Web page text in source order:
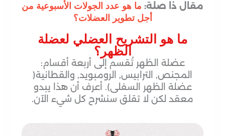
مقال ذا صلة: ما هو عدد الجولات الأسبوعية من
أجل تطوير العضلات؟
ما هو التشريح العضلي لعضلة
الظهر؟
عضلة الظهر تُقسم إلى أربعة أقسام:
المجنص, الترابيس, الرومبويد, والقطانية(
عضلة الظهر السفلى). أعرف أن هذا يبدو
معقد لكن لا تقلق سنشرح كل شيء الآن.